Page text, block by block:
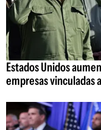
Estados Unidos
empresas vinculadas